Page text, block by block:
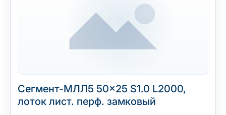
Сегмент-МЛЛ5 50×25 S1.0 L2000,
лоток лист. перф. замковый